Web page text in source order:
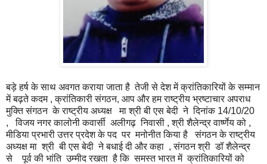
बड़े हर्ष के साथ अवगत कराया जाता है तेजी से देश में क्रांतिकारियों के सम्मान
में बढ़ते कदम , क्रांतिकारी संगठन, आप और हम राष्ट्रीय भ्रष्टाचार अपराध
मुक्ति संगठन के राष्ट्रीय अध्यक्ष मा श्री बी एस बेदी ने दिनांक 14/10/20
, विजय नगर कालोनी कवार्सी अलीगढ़ निवासी , श्री शैलेन्द्र वार्ष्णेय को ,
मीडिया प्रभारी उत्तर प्रदेश के पद पर मनोनीत किया है संगठन के राष्ट्रीय
अध्यक्ष मा श्री बी एस बेदी ने बधाई दी और कहा , संगठन श्री डॉ शैलेन्द्र
से पूर्व की भांति उम्मीद रखता है कि समस्त भारत में क्रांतिकारियों को